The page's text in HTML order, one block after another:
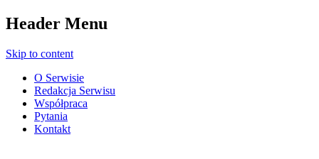
Header Menu
Skip to content
O Serwisie
Redakcja Serwisu
Współpraca
Pytania
Kontakt